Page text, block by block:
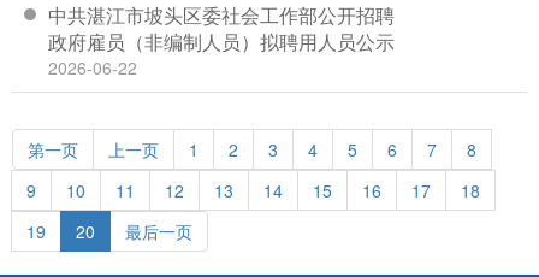
中共湛江市坡头区委社会工作部公开招聘
政府雇员（非编制人员）拟聘用人员公示
2026-06-22
第一页 上一页 1 2 3 4 5 6 7
8
9
10 11 12 13 14 15 16 17
18
19
20 最后一页